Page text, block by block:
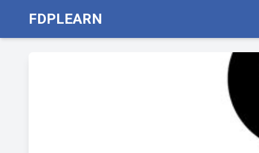
FDPLEARN